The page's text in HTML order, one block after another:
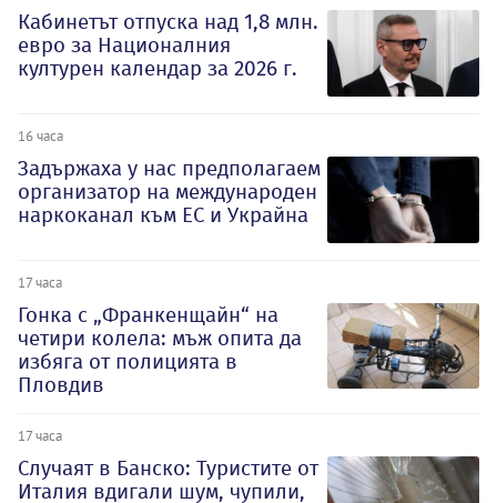
Кабинетът отпуска над 1,8 млн.
евро за Националния
културен календар за 2026 г.
16 часа
Задържаха у нас предполагаем
организатор на международен
наркоканал към ЕС и Украйна
17 часа
Гонка с „Франкенщайн“ на
четири колела: мъж опита да
избяга от полицията в
Пловдив
17 часа
Случаят в Банско: Туристите от
Италия вдигали шум, чупили,